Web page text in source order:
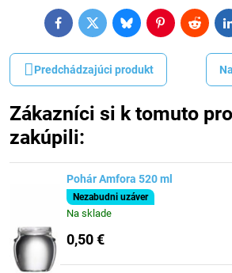
FacebookTwitterBlueskyPinterestReddit
Predchádzajúci produkt
Zákazníci si k tomuto
zakúpili:
Pohár Amfora 520 ml
Nezabudni uzáver
Na sklade
0,50 €